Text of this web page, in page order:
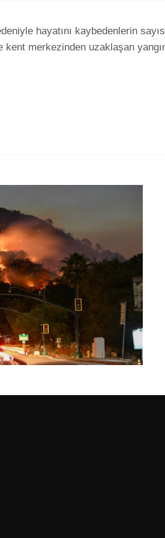
hayatını kaybedenlerin
merkezinden uzaklaşan